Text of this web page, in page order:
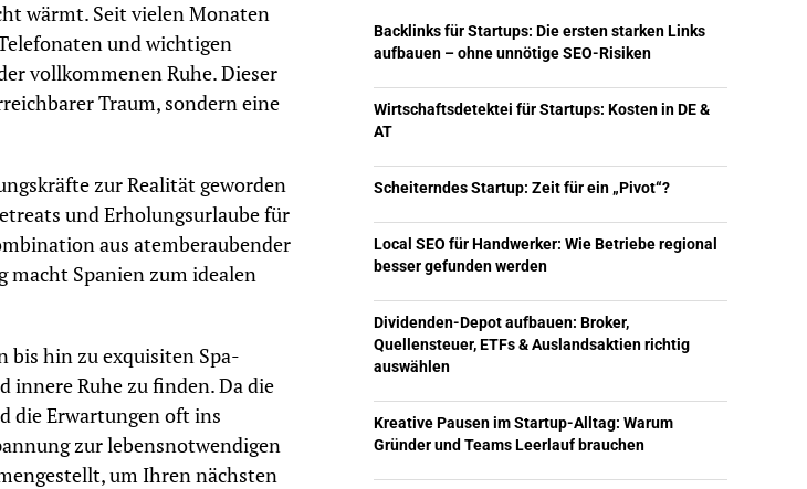
wärmt. Seit vielen Monaten
und wichtigen
vollkommenen Ruhe. Dieser
Traum, sondern eine
zur Realität geworden
und Erholungsurlaube für
aus atemberaubender
macht Spanien zum idealen
bis hin zu exquisiten Spa-
innere Ruhe zu finden. Da die
die Erwartungen oft ins
zur lebensnotwendigen
um Ihren nächsten
Backlinks für Startups: Die ersten starken Links
aufbauen – ohne unnötige SEO-Risiken
Wirtschaftsdetektei für Startups: Kosten in DE &
AT
Scheiterndes Startup: Zeit für ein „Pivot“?
Local SEO für Handwerker: Wie Betriebe regional
besser gefunden werden
Dividenden-Depot aufbauen: Broker,
Quellensteuer, ETFs & Auslandsaktien richtig
auswählen
Kreative Pausen im Startup-Alltag: Warum
Gründer und Teams Leerlauf brauchen